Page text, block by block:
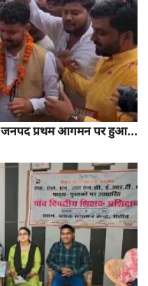
जनपद प्रथम आगमन पर हुआ...